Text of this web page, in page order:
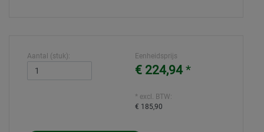
Aantal (stuk): Eenheidsprijs
€ 224,94*
* excl. BTW:
€ 185,90